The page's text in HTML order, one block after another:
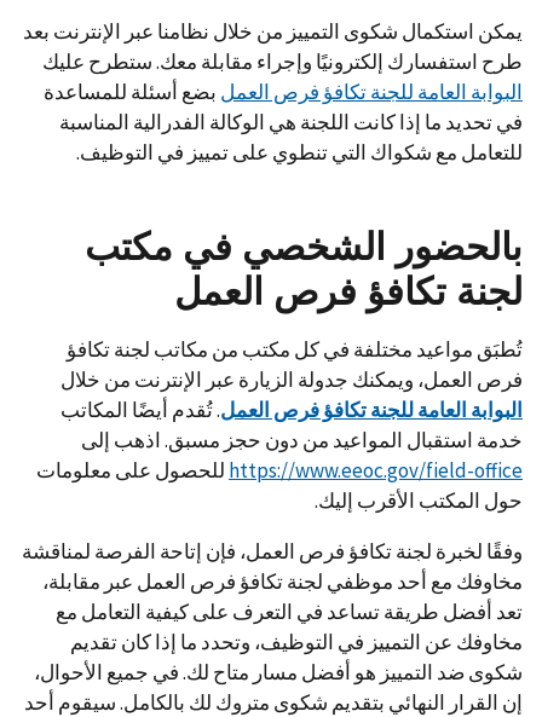
يمكن استكمال شكوى التمييز من خلال نظامنا عبر الإنترنت بعد
طرح استفسارك إلكترونيًا وإجراء مقابلة معك. ستطرح عليك
البوابة العامة للجنة تكافؤ فرص العمل بضع أسئلة للمساعدة
في تحديد ما إذا كانت اللجنة هي الوكالة الفدرالية المناسبة
للتعامل مع شكواك التي تنطوي على تمييز في التوظيف.
بالحضور الشخصي في مكتب
لجنة تكافؤ فرص العمل
تُطبَق مواعيد مختلفة في كل مكتب من مكاتب لجنة تكافؤ
فرص العمل، ويمكنك جدولة الزيارة عبر الإنترنت من خلال
البوابة العامة للجنة تكافؤ فرص العمل.تُقدم أيضًا المكاتب
خدمة استقبال المواعيد من دون حجز مسبق. اذهب إلى
https://www.eeoc.gov/field-office للحصول على معلومات
حول المكتب الأقرب إليك.
وفقًا لخبرة لجنة تكافؤ فرص العمل، فإن إتاحة الفرصة لمناقشة
مخاوفك مع أحد موظفي لجنة تكافؤ فرص العمل عبر مقابلة،
تعد أفضل طريقة تساعد في التعرف على كيفية التعامل مع
مخاوفك عن التمييز في التوظيف، وتحدد ما إذا كان تقديم
شكوى ضد التمييز هو أفضل مسار متاح لك. في جميع الأحوال،
إن القرار النهائي بتقديم شكوى متروك لك بالكامل. سيقوم أحد